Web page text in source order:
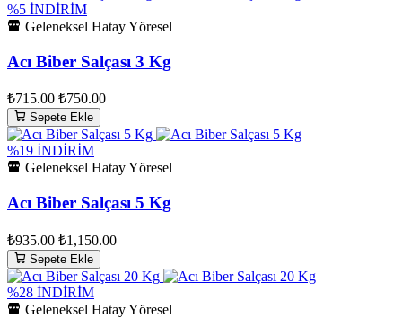
%5 İNDİRİM
Geleneksel Hatay Yöresel
Acı Biber Salçası 3 Kg
₺715.00 ₺750.00
Sepete Ekle
%19 İNDİRİM
Geleneksel Hatay Yöresel
Acı Biber Salçası 5 Kg
₺935.00 ₺1,150.00
Sepete Ekle
%28 İNDİRİM
Geleneksel Hatay Yöresel